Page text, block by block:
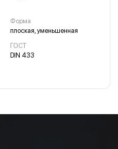
Форма
плоская, уменьшенная
ГОСТ
DIN 433